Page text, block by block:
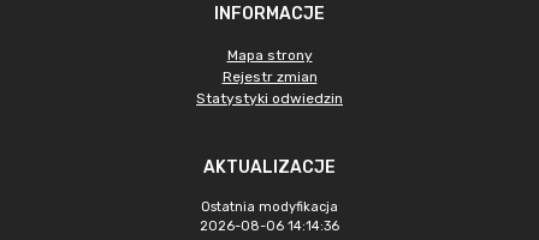
INFORMACJE
Mapa strony
Rejestr zmian
Statystyki odwiedzin
AKTUALIZACJE
Ostatnia modyfikacja
2026-08-06 14:14:36